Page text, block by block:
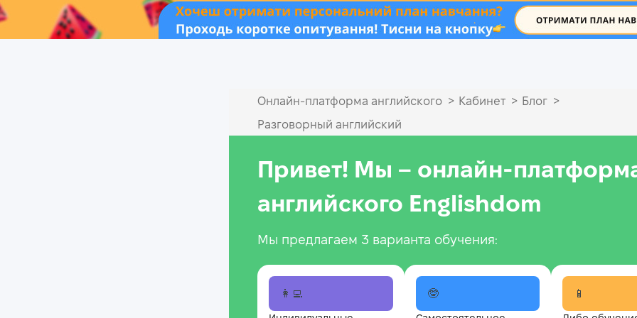
.
Онлайн‑платформа английского > Кабинет > Блог >
Разговорный английский
Привет! Мы –
английского Englishdom
Мы предлагаем 3 варианта обучения:
👩‍💻 🤓 📱